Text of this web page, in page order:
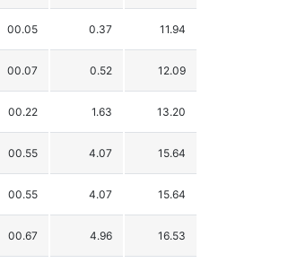
00.05 0.37 11.94
00.07 0.52 12.09
00.22 1.63 13.20
00.55 4.07 15.64
00.55 4.07 15.64
00.67 4.96 16.53